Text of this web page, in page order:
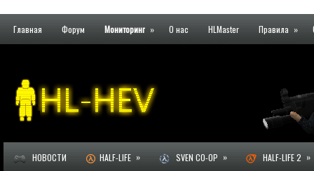
Главная Форум Мониторинг » О нас HLMaster Правила »
НОВОСТИ HALF-LIFE » SVEN CO-OP » HALF-LIFE 2 »